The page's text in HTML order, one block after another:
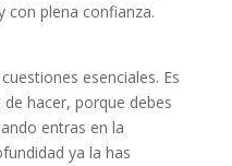
con plena confianza.
esenciales. Es
hacer, porque debes
entras en la
ya la has